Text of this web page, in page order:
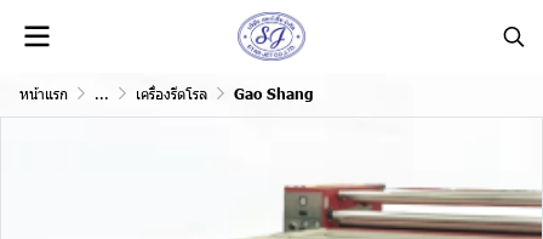
หน้าแรก ... เครื่องรีดโรล Gao Shang